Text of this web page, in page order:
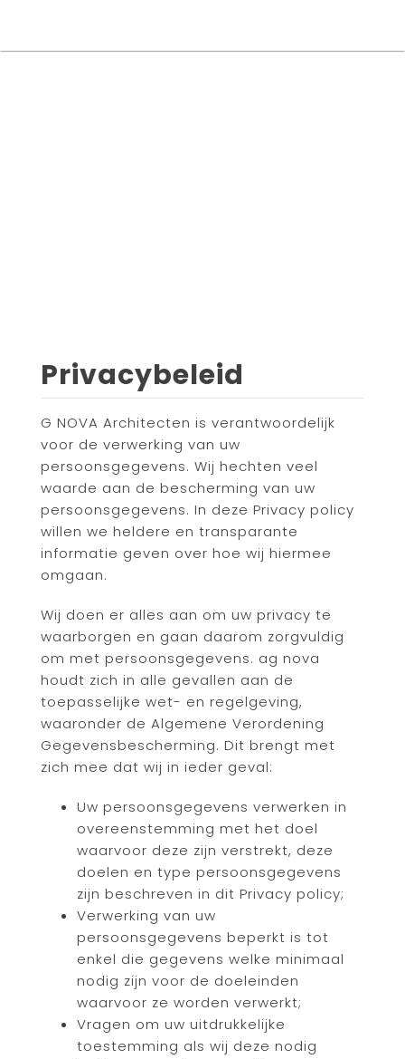
Privacybeleid
G NOVA Architecten is verantwoordelijk
voor de verwerking van uw
persoonsgegevens. Wij hechten veel
waarde aan de bescherming van uw
persoonsgegevens. In deze Privacy policy
willen we heldere en transparante
informatie geven over hoe wij hiermee
omgaan.
Wij doen er alles aan om uw privacy te
waarborgen en gaan daarom zorgvuldig
om met persoonsgegevens. ag nova
houdt zich in alle gevallen aan de
toepasselijke wet- en regelgeving,
waaronder de Algemene Verordening
Gegevensbescherming. Dit brengt met
zich mee dat wij in ieder geval:
Uw persoonsgegevens verwerken in
overeenstemming met het doel
waarvoor deze zijn verstrekt, deze
doelen en type persoonsgegevens
zijn beschreven in dit Privacy policy;
Verwerking van uw
persoonsgegevens beperkt is tot
enkel die gegevens welke minimaal
nodig zijn voor de doeleinden
waarvoor ze worden verwerkt;
Vragen om uw uitdrukkelijke
toestemming als wij deze nodig